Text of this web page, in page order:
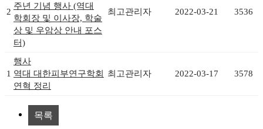
2
주년 기념 행사 (역대
학회장 및 이사장, 학술
상 및 우암상 안내 포스
터)
최고관리자 2022-03-21 3536
1
행사
역대 대한피부연구학회
연혁 정리
최고관리자 2022-03-17 3578
목록